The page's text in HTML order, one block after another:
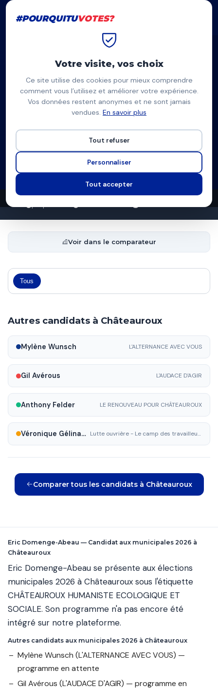
#POURQUITUVOTES?
ED
Eric Domenge-Abeau
Châteauroux
Liste divers gauche
0 0 5
Voir dans le comparateur
Tous
Autres candidats à Châteauroux
Mylène Wunsch L'ALTERNANCE AVEC VOUS
Gil Avérous L'AUDACE D'AGIR
Anthony Felder LE RENOUVEAU POUR CHÂTEAUROUX
Véronique Gélinaud Lutte ouvrière - Le camp des travailleurs
Comparer tous les candidats à Châteauroux
Eric Domenge-Abeau — Candidat aux municipales 2026 à
Châteauroux
Eric Domenge-Abeau se présente aux élections
municipales 2026 à Châteauroux sous l'étiquette
CHÂTEAUROUX HUMANISTE ECOLOGIQUE ET
SOCIALE. Son programme n'a pas encore été
intégré sur notre plateforme.
Autres candidats aux municipales 2026 à Châteauroux
Mylène Wunsch (L'ALTERNANCE AVEC VOUS) —
programme en attente
Gil Avérous (L'AUDACE D'AGIR) — programme en
#POURQUITUVOTES?
Votre visite, vos choix
Ce site utilise des cookies pour mieux comprendre
comment vous l’utilisez et améliorer votre expérience.
Vos données restent anonymes et ne sont jamais
vendues. En savoir plus
Tout refuser
Personnaliser
Tout accepter